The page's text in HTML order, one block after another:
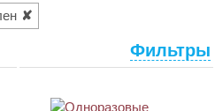
Фильтры